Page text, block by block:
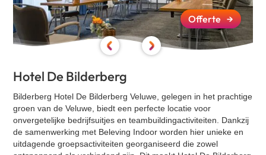
IJssculpturen workshop
Schilder workshop
Kwal aan Tafel
Quiz - Ik hou van Holland
De Alleskunner XL
Quiz - Winter / Kerst
Klassieke Bingo
Street art workshop
VR Escape Room - La Casa de Dinero
Impressie
Blog
Contact
Hotel De Bilderberg
Bilderberg Hotel De Bilderberg Veluwe, gelegen in het prachtige
groen van de Veluwe, biedt een perfecte locatie voor
onvergetelijke bedrijfsuitjes en teambuildingactiviteiten. Dankzij
de samenwerking met Beleving Indoor worden hier unieke en
uitdagende groepsactiviteiten georganiseerd die zowel
Offerte →